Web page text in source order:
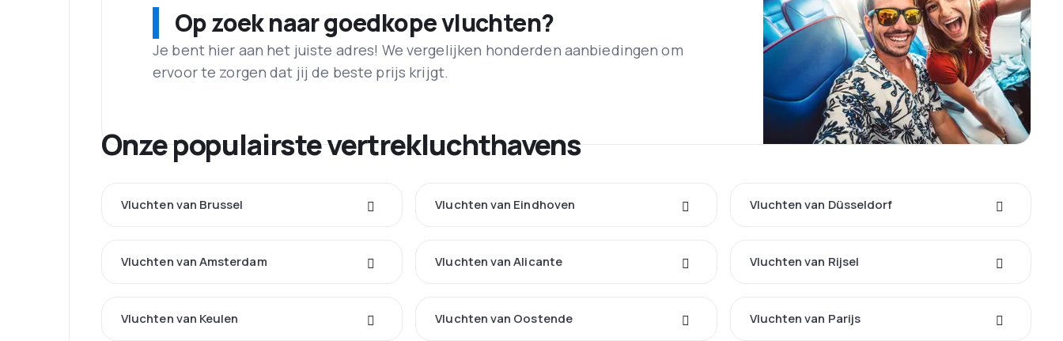
Op zoek naar goedkope vluchten?
Je bent hier aan het juiste adres! We vergelijken honderden aanbiedingen om
ervoor te zorgen dat jij de beste prijs krijgt.
Onze populairste vertrekluchthavens
Vluchten van Brussel Vluchten van Eindhoven Vluchten van Düsseldorf
Vluchten van Amsterdam Vluchten van Alicante Vluchten van Rijsel
Vluchten van Keulen Vluchten van Oostende Vluchten van Parijs